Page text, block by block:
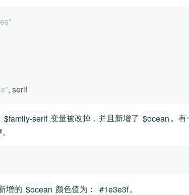
, serif
$family-serif 变量被改掉，并且新增了 $ocean。
增的 $ocean 颜色值为： #1e3e3f。